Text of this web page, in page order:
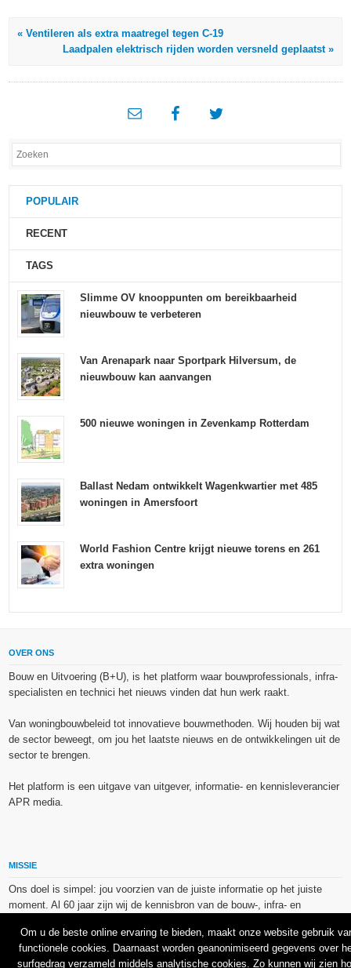
« Ventileren als extra maatregel tegen C-19
Laadpalen elektrisch rijden worden versneld geplaatst »
POPULAIR
RECENT
TAGS
Slimme OV knooppunten om bereikbaarheid
nieuwbouw te verbeteren
Van Arenapark naar Sportpark Hilversum, de
nieuwbouw kan aanvangen
500 nieuwe woningen in Zevenkamp Rotterdam
Ballast Nedam ontwikkelt Wagenkwartier met 485
woningen in Amersfoort
World Fashion Centre krijgt nieuwe torens en 261
extra woningen
OVER ONS
Bouw en Uitvoering (B+U), is het platform waar bouwprofessionals, infra-
specialisten en technici het nieuws vinden dat hun werk raakt.
Van woningbouwbeleid tot innovatieve bouwmethoden. Wij houden bij wat
de sector beweegt, om jou het laatste nieuws en de ontwikkelingen uit de
sector te brengen.
Het platform is een uitgave van uitgever, informatie- en kennisleverancier
APR media.
MISSIE
Ons doel is simpel: jou voorzien van de juiste informatie op het juiste
moment. Al 60 jaar zijn wij de kennisbron van de bouw-, infra- en
De op dit platform gebruikte afbeeldingen, illustraties en foto’s zijn ofwel
Om u de beste online ervaring te bieden, maakt onze website gebruik
functionele cookies. Daarnaast worden geanonimiseerd gegevens over
surfgedrag verzameld middels analytische cookies. Zo kunnen wij zien